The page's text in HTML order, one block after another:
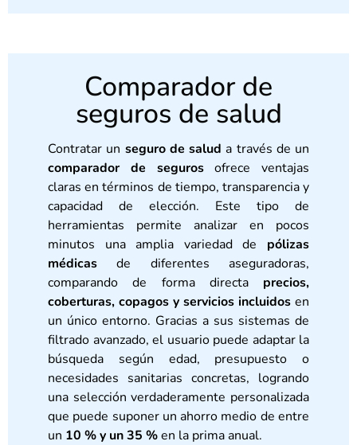
Comparador de
seguros de salud
Contratar un seguro de salud a través de un
comparador de segurosofrece ventajas
claras en términos de tiempo, transparencia y
capacidad de elección. Este tipo de
herramientas permite analizar en pocos
minutos una amplia variedad de pólizas
médicas de diferentes aseguradoras,
comparando de forma directa precios,
coberturas, copagos y servicios incluidos en
un único entorno. Gracias a sus sistemas de
filtrado avanzado, el usuario puede adaptar la
búsqueda según edad, presupuesto o
necesidades sanitarias concretas, logrando
una selección verdaderamente personalizada
que puede suponer un ahorro medio de entre
un 10 % y un 35 %en la prima anual.